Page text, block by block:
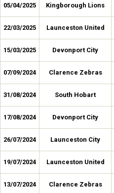
05/04/2025 Kingborough Lions
22/03/2025 Launceston United
15/03/2025 Devonport City
07/09/2024 Clarence Zebras
31/08/2024 South Hobart
17/08/2024 Devonport City
26/07/2024 Launceston City
19/07/2024 Launceston United
13/07/2024 Clarence Zebras